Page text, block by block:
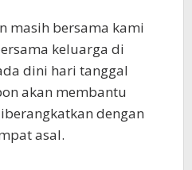
masih bersama kami
keluarga di
dini hari tanggal
akan membantu
dengan
asal.